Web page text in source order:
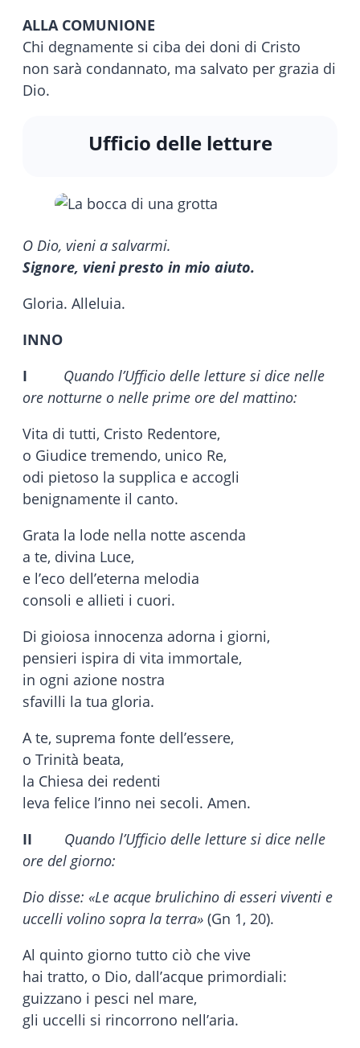
ALLA COMUNIONE
Chi degnamente si ciba dei doni di Cristo
non sarà condannato, ma salvato per grazia di
Dio.
Ufficio delle letture
O Dio, vieni a salvarmi.
Signore, vieni presto in mio aiuto.
Gloria. Alleluia.
INNO
I
Quando l’Ufficio delle letture si dice nelle
ore notturne o nelle prime ore del mattino:
Vita di tutti, Cristo Redentore,
o Giudice tremendo, unico Re,
odi pietoso la supplica e accogli
benignamente il canto.
Grata la lode nella notte ascenda
a te, divina Luce,
e l’eco dell’eterna melodia
consoli e allieti i cuori.
Di gioiosa innocenza adorna i giorni,
pensieri ispira di vita immortale,
in ogni azione nostra
sfavilli la tua gloria.
A te, suprema fonte dell’essere,
o Trinità beata,
la Chiesa dei redenti
leva felice l’inno nei secoli. Amen.
II
Quando l’Ufficio delle letture si dice nelle
ore del giorno:
Dio disse: «Le acque brulichino di esseri viventi e
uccelli volino sopra la terra» (Gn 1, 20).
Al quinto giorno tutto ciò che vive
hai tratto, o Dio, dall’acque primordiali:
guizzano i pesci nel mare,
gli uccelli si rincorrono nell’aria.